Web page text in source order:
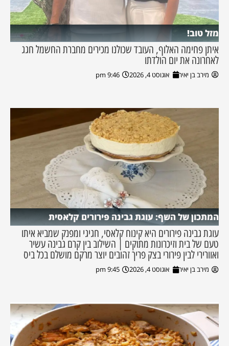
מזל טוב!
איתן פחימה האלוף, העובד שכולנו מכירים מחברת החשמל חגג
לאחרונה את יום הולדתו
מירב בן יאיר אוגוסט 4, 2026 9:46 pm
המתכון של השף: עוגת גבינה פירורים קלאסית
עוגת גבינה פירורים היא קינוח קלאסי, חגיגי ומפנק שמביא איתו
טעם של בית וזיכרונות מתוקים | השילוב בין קרם גבינה עשיר
ואוורירי לבין פירורי בצק פריך זהובים יוצר מרקם מושלם בכל ביס
מירב בן יאיר אוגוסט 4, 2026 9:45 pm